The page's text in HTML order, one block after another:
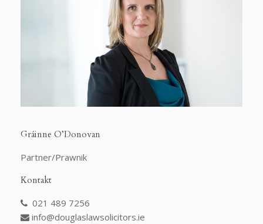
Gráinne O’Donovan
Partner/Prawnik
Kontakt
021 489 7256
info@douglaslawsolicitors.ie